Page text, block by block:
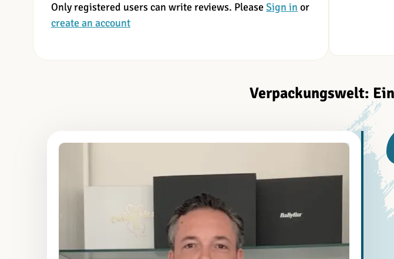
Only registered users can write reviews. PleaseSign in or
create an account
Verpackungswelt: